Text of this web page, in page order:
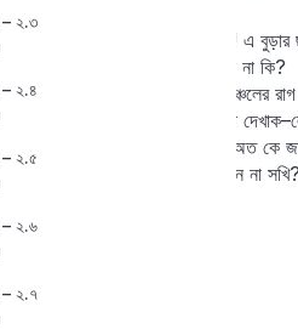
– ২.৩
– ২.৪
– ২.৫
– ২.৬
– ২.৭
নি । দূর হব না। তা, রাজকুঙার! এ বুড়ার
চ। বুড়ো! তোর কি চোখ গিয়েছে না কি?
নির্‍মল চঞ্চলকে জ্বালাইতেছিল, চঞ্চলের
হাসিয়া বলিল, “তা ছবিতে বুড়া না
চ। ও কি রাজসিংহের ছবি? তা অত কে
নি । কাল কিনেছ–আজ কিছু জান না